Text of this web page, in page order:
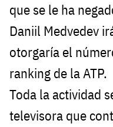
que se le ha
Daniil Medvedev
otorgaría el
ranking de la ATP.
Toda la actividad
televisora que